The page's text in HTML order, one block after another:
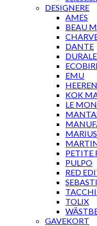
DESIGNERE
AMES
BEAU
DANTE
EMU
KOK
LE
PETITE
PULPO
RED
TOLIX
GAVEKORT